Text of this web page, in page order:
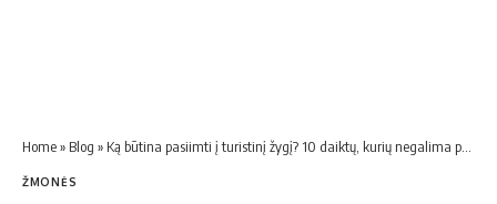
Home» Blog » Ką būtina pasiimti į turistinį žygį? 10 daiktų, kurių negalima pamiršti
ŽMONĖS